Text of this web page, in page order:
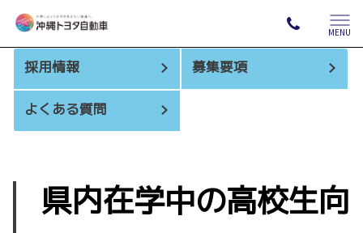
MENU
採用情報 募集要項
よくある質問
県内在学中の高校生向